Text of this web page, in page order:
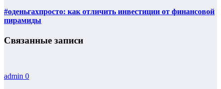
#оденьгахпросто: как отличить инвестиции от финансовой
пирамиды
Связанные записи
admin 0